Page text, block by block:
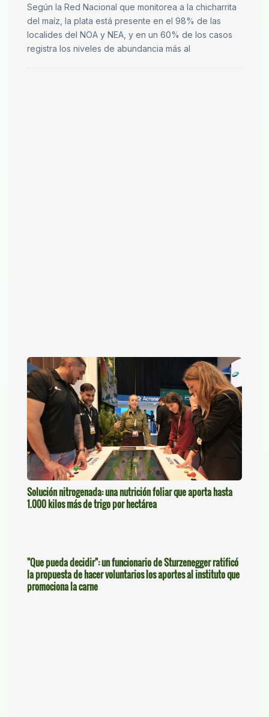
Según la Red Nacional que monitorea a la chicharrita
del maíz, la plata está presente en el 98% de las
localides del NOA y NEA, y en un 60% de los casos
registra los niveles de abundancia más al
Solución nitrogenada: una nutrición foliar que aporta hasta
1.000 kilos más de trigo por hectárea
"Que pueda decidir": un funcionario de Sturzenegger ratificó
la propuesta de hacer voluntarios los aportes al instituto que
promociona la carne